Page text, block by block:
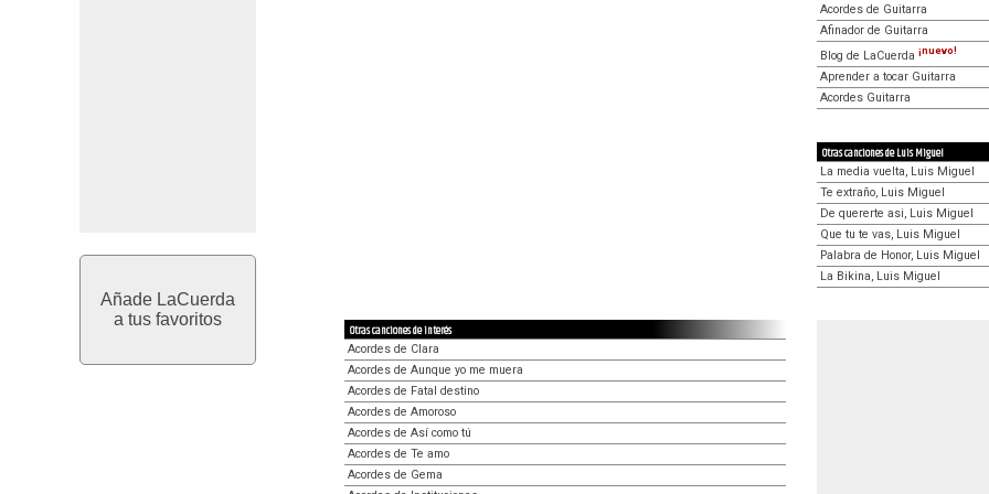
Añade LaCuerda
a tus favoritos
Acordes de Guitarra
Afinador de Guitarra
Blog de LaCuerda ¡nuevo!
Aprender a tocar Guitarra
Acordes Guitarra
Otras canciones de Luis Miguel
La media vuelta, Luis Miguel
Te extraño, Luis Miguel
De quererte asi, Luis Miguel
Que tu te vas, Luis Miguel
Palabra de Honor, Luis Miguel
La Bikina, Luis Miguel
Otras canciones de interés
Acordes de Clara
Acordes de Aunque yo me muera
Acordes de Fatal destino
Acordes de Amoroso
Acordes de Así como tú
Acordes de Te amo
Acordes de Gema